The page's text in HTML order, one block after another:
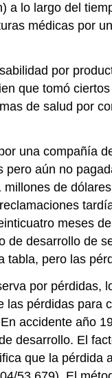
a lo largo del
médicas por
por
que tomó
de salud por
una compañía
aún no
de
meses
desarrollo de
pero las
por
pérdidas
accidente año
desarrollo. El
que la